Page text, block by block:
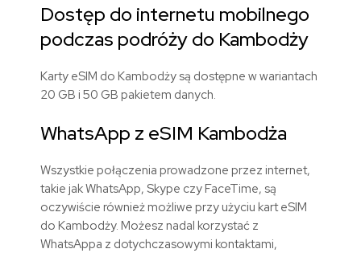
Dostęp do internetu mobilnego
podczas podróży do Kambodży
Karty eSIM do Kambodży są dostępne w wariantach
20 GB i 50 GB pakietem danych.
WhatsApp z eSIM Kambodża
Wszystkie połączenia prowadzone przez internet,
takie jak WhatsApp, Skype czy FaceTime, są
oczywiście również możliwe przy użyciu kart eSIM
do Kambodży. Możesz nadal korzystać z
WhatsAppa z dotychczasowymi kontaktami,